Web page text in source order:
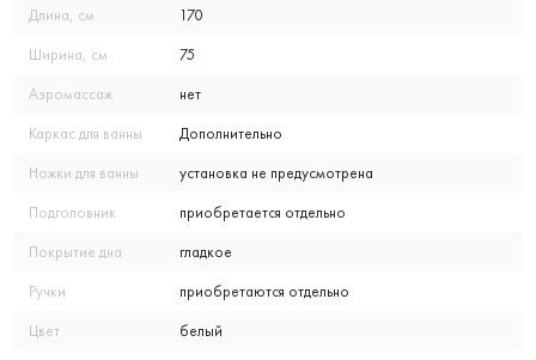
Длина, см 170
Ширина, см 75
Аэромассаж нет
Каркас для ванны Дополнительно
Ножки для ванны установка не предусмотрена
Подголовник приобретается отдельно
Покрытие дна гладкое
Ручки приобретаются отдельно
Цвет белый